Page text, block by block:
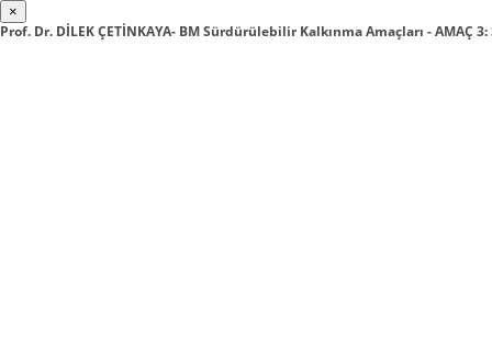
×
Prof. Dr. DİLEK ÇETİNKAYA- BM Sürdürülebilir Kalkınma Amaçları - AMAÇ 3: